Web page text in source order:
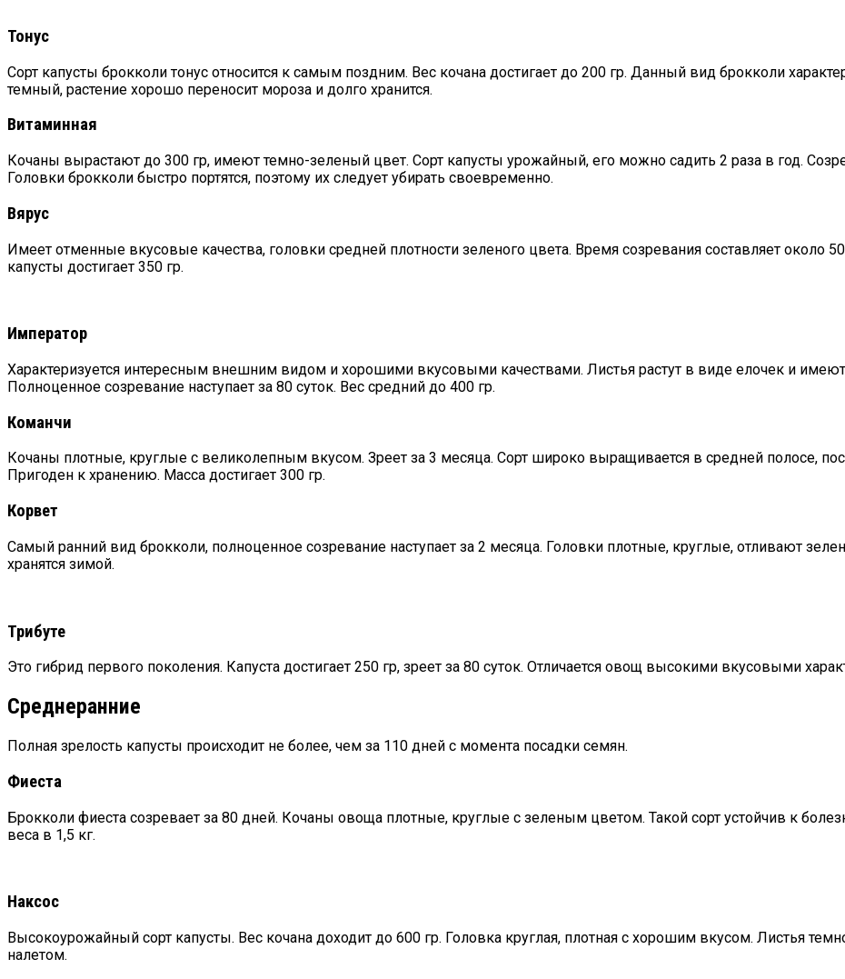
Тонус
Сорт капусты брокколи тонус относится к самым поздним. Вес кочана достигает до 200 гр. Данный вид брокколи
темный, растение хорошо переносит мороза и долго хранится.
Витаминная
Кочаны вырастают до 300 гр, имеют темно-зеленый цвет. Сорт капусты урожайный, его можно садить 2 раза в год.
Головки брокколи быстро портятся, поэтому их следует убирать своевременно.
Вярус
Имеет отменные вкусовые качества, головки средней плотности зеленого цвета. Время созревания составляет около
капусты достигает 350 гр.
Император
Характеризуется интересным внешним видом и хорошими вкусовыми качествами. Листья растут в виде елочек и
Полноценное созревание наступает за 80 суток. Вес средний до 400 гр.
Команчи
Кочаны плотные, круглые с великолепным вкусом. Зреет за 3 месяца. Сорт широко выращивается в средней полосе,
Пригоден к хранению. Масса достигает 300 гр.
Корвет
Самый ранний вид брокколи, полноценное созревание наступает за 2 месяца. Головки плотные, круглые, отливают
хранятся зимой.
Трибуте
Это гибрид первого поколения. Капуста достигает 250 гр, зреет за 80 суток. Отличается овощ высокими вкусовыми
Среднеранние
Полная зрелость капусты происходит не более, чем за 110 дней с момента посадки семян.
Фиеста
Брокколи фиеста созревает за 80 дней. Кочаны овоща плотные, круглые с зеленым цветом. Такой сорт устойчив к
веса в 1,5 кг.
Наксос
Высокоурожайный сорт капусты. Вес кочана доходит до 600 гр. Головка круглая, плотная с хорошим вкусом. Листья
налетом.